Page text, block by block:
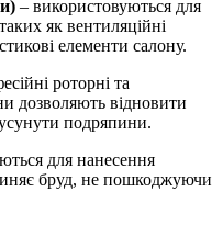
– використовуються для
як вентиляційні
елементи салону.
роторні та
дозволяють відновити
подряпини.
для нанесення
бруд, не пошкоджуючи